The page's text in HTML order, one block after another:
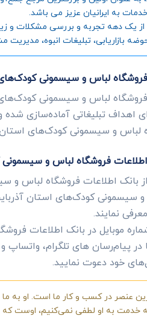
به ایرانیان عزیز می باشد.
دهه تجربه و بررسی مشکلات و
بازاریابی، تبلیغات انبوه،
لباس و سیسمونی
لباس و سیسمونی
اهداف تبلیغاتی آماده‌سازی شده
لباس و سیسمونی کودک‌های
فروشگاه لباس و
بانک اطلاعات فروشگاه لباس و
سیسمونی کودک‌های استان
نمایند.
موبایل در بانک اطلاعات
در پیام‌رسان های تلگرام،
خود دعوت نمایید.
عنصر در کسب و کار ما است. او به
خدمت به او لطفی نمی‌کنیم، اوست